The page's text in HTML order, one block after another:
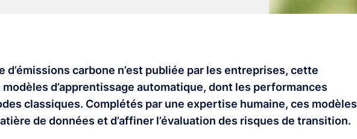
d’émissions carbone n’est publiée par les entreprises, cette
d’apprentissage automatique, dont les performances
classiques. Complétés par une expertise humaine, ces modèles
de données et d’affiner l’évaluation des risques de transition.